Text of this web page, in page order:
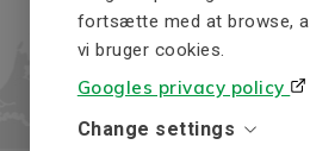
fortsætte med at browse,
vi bruger cookies.
Googles privacy policy
Change settings